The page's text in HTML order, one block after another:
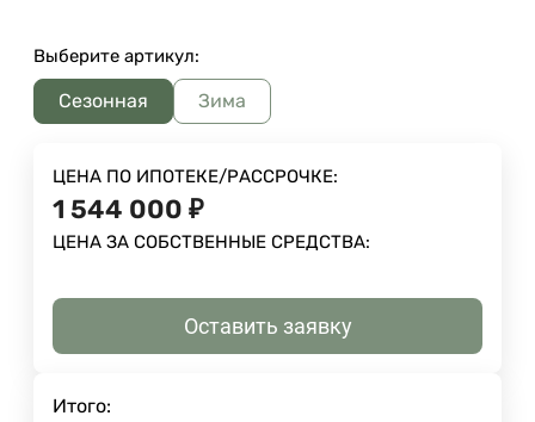
Выберите артикул:
Сезонная Зима
ЦЕНА ПО ИПОТЕКЕ/РАССРОЧКЕ:
1 544 000 ₽
ЦЕНА ЗА СОБСТВЕННЫЕ СРЕДСТВА:
Оставить заявку
Итого: